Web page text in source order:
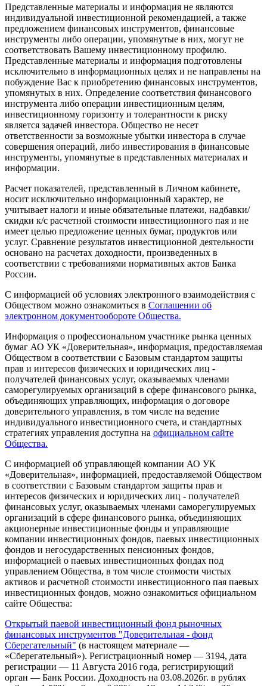
Представленные материалы и информация не являются
индивидуальной инвестиционной рекомендацией, а также
предложением финансовых инструментов, финансовые
инструменты либо операции, упомянутые в них, могут не
соответствовать Вашему инвестиционному профилю.
Представленные материалы и информация подготовлены
исключительно в информационных целях и не направлены на
побуждение Вас к приобретению финансовых инструментов,
упомянутых в них. Определение соответствия финансового
инструмента либо операции инвестиционным целям,
инвестиционному горизонту и толерантности к риску
является задачей инвестора. Общество не несет
ответственности за возможные убытки инвестора в случае
совершения операций, либо инвестирования в финансовые
инструменты, упомянутые в представленных материалах и
информации.
Расчет показателей, представленный в Личном кабинете,
носит исключительно информационный характер, не
учитывает налоги и иные обязательные платежи, надбавки/
скидки к/с расчетной стоимости инвестиционного пая и не
имеет целью предложение ценных бумаг, продуктов или
услуг. Сравнение результатов инвестиционной деятельности
основано на расчетах доходности, произведенных в
соответствии с требованиями нормативных актов Банка
России.
С информацией об условиях электронного взаимодействия с
Обществом можно ознакомиться в Соглашении об
электронном документообороте Общества.
Информация о профессиональном участнике рынка ценных
бумаг АО УК «Доверительная», информация, предоставляемая
Обществом в соответствии с Базовым стандартом защиты
прав и интересов физических и юридических лиц -
получателей финансовых услуг, оказываемых членами
саморегулируемых организаций в сфере финансового рынка,
объединяющих управляющих, информация о договоре
доверительного управления, в том числе на ведение
индивидуального инвестиционного счета, и стандартных
стратегиях управления доступна на официальном сайте
Общества.
С информацией об управляющей компании АО УК
«Доверительная», информацией, предоставляемой Обществом
в соответствии с Базовым стандартом защиты прав и
интересов физических и юридических лиц - получателей
финансовых услуг, оказываемых членами саморегулируемых
организаций в сфере финансового рынка, объединяющих
акционерные инвестиционные фонды и управляющие
компании инвестиционных фондов, паевых инвестиционных
фондов и негосударственных пенсионных фондов,
информацией о паевых инвестиционных фондах под
управлением Общества, в том числе стоимости чистых
активов и расчетной стоимости инвестиционного пая паевых
инвестиционных фондов, можно ознакомиться официальном
сайте Общества:
Открытый паевой инвестиционный фонд рыночных
финансовых инструментов "Доверительная - фонд
Сберегательный" (в настоящем материале —
«Сберегательный»). Регистрационный номер — 3194, дата
регистрации — 11 Августа 2016 года, регистрирующий
орган — Банк России. Доходность на 03.08.2026г. в рублях